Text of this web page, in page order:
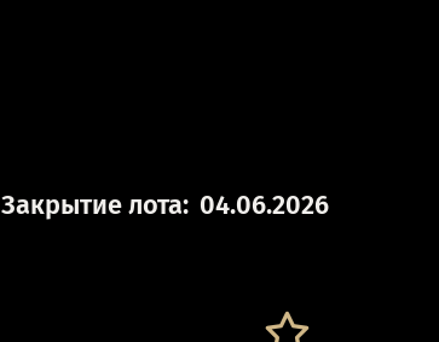
Закрытие лота: 04.06.2026